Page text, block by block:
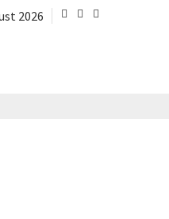
2026